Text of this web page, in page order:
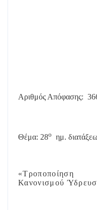
Αριθμός Απόφασης:
Θέμα: 28ο ημ.
«Τροποποίηση
Κανονισμού